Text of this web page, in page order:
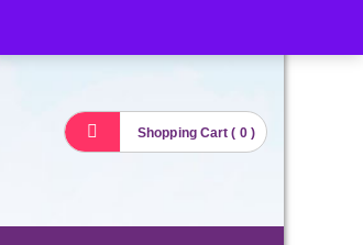
Shopping Cart ( 0 )